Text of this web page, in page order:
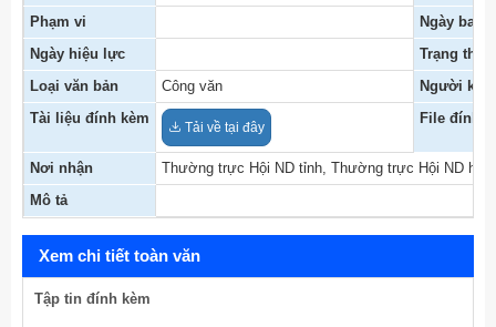
Phạm vi
Ngày ban
Ngày hiệu lực
Trạng thái
Loại văn bản
Công văn
Người ký
Tài liệu đính kèm
Tải về tại đây
File đính
Nơi nhận
Thường trực Hội ND tỉnh, Thường trực Hội ND
Mô tả
Xem chi tiết toàn văn
Tập tin đính kèm